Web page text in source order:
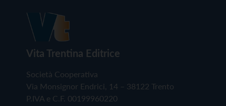
Vita Trentina Editrice
Società Cooperativa
Via Monsignor Endrici, 14 – 38122 Trento
P.IVA e C.F. 00199960220